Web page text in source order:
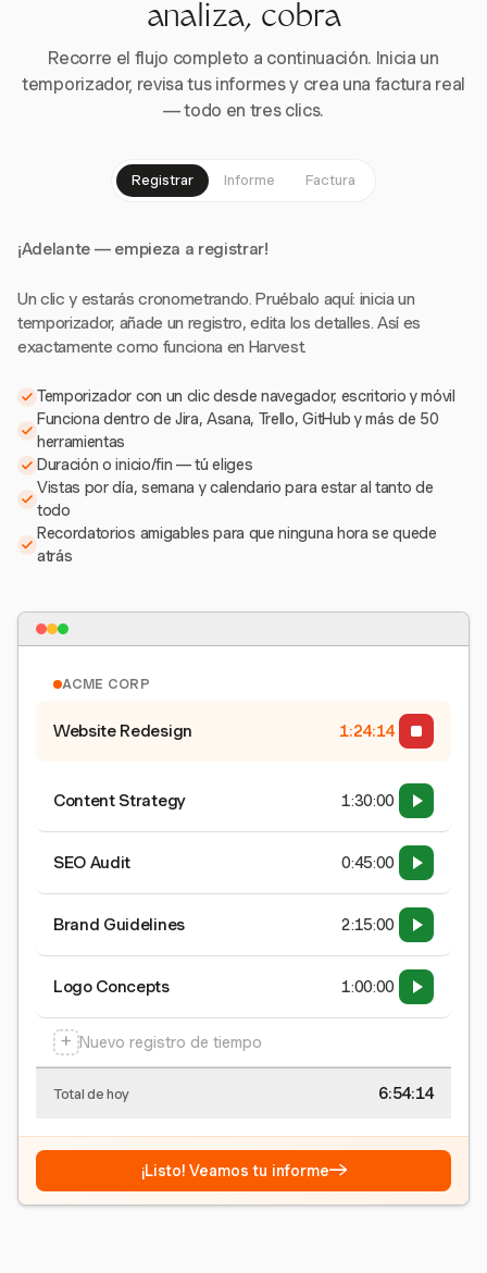
analiza, cobra
Recorre el flujo completo a continuación. Inicia un
temporizador, revisa tus informes y crea una factura real
— todo en tres clics.
Registrar Informe Factura
¡Adelante — empieza a registrar!
Un clic y estarás cronometrando. Pruébalo aquí: inicia un
temporizador, añade un registro, edita los detalles. Así es
exactamente como funciona en Harvest.
Temporizador con un clic desde navegador, escritorio y móvil
Funciona dentro de Jira, Asana, Trello, GitHub y más de 50
herramientas
Duración o inicio/fin — tú eliges
Vistas por día, semana y calendario para estar al tanto de
todo
Recordatorios amigables para que ninguna hora se quede
atrás
ACME CORP
Website Redesign 1:24:15
Content Strategy 1:30:00
SEO Audit 0:45:00
Brand Guidelines 2:15:00
Logo Concepts 1:00:00
+ Nuevo registro de tiempo
Total de hoy 6:54:15
¡Listo! Veamos tu informe→